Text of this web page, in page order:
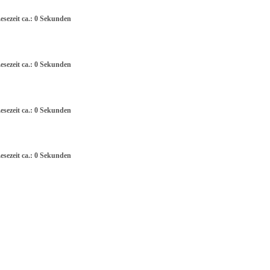
ca.: 0 Sekunden
ca.: 0 Sekunden
ca.: 0 Sekunden
ca.: 0 Sekunden